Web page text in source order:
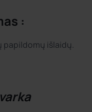
:
papildomų išlaidų.